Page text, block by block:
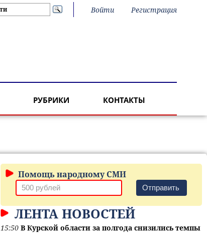
Войти Регистрация
РУБРИКИ КОНТАКТЫ
Помощь народному СМИ
Отправить
ЛЕНТА НОВОСТЕЙ
15:50 В Курской области за полгода снизились темпы